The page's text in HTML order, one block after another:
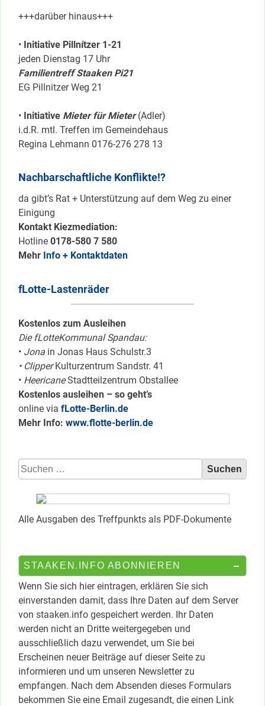
+++darüber hinaus+++
• Initiative Pillnítzer 1-21
jeden Dienstag 17 Uhr
Familientreff Staaken Pi21
EG Pillnitzer Weg 21
• Initiative Mieter für Mieter(Adler)
i.d.R. mtl. Treffen im Gemeindehaus
Regina Lehmann 0176-276 278 13
Nachbarschaftliche Konflikte!?
da gibt’s Rat + Unterstützung auf dem Weg zu einer
Einigung
Kontakt Kiezmediation:
Hotline 0178-580 7 580
Mehr Info + Kontaktdaten
fLotte-Lastenräder
Kostenlos zum Ausleihen
Die fLotteKommunal Spandau:
• Jona in Jonas Haus Schulstr.3
• ClipperKulturzentrum Sandstr. 41
• HeericaneStadtteilzentrum Obstallee
Kostenlos ausleihen – so geht’s
online via fLotte-Berlin.de
Mehr Info: www.flotte-berlin.de
Suchen
nach:
Alle Ausgaben des Treffpunkts als PDF-Dokumente
STAAKEN.INFO ABONNIEREN
Wenn Sie sich hier eintragen, erklären Sie sich
einverstanden damit, dass Ihre Daten auf dem Server
von staaken.info gespeichert werden. Ihr Daten
werden nicht an Dritte weitergegeben und
ausschließlich dazu verwendet, um Sie bei
Erscheinen neuer Beiträge auf dieser Seite zu
informieren und um unseren Newsletter zu
empfangen. Nach dem Absenden dieses Formulars
bekommen Sie eine Email zugesandt, die einen Link